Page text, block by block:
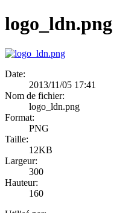
logo_ldn.png
Date:
2013/11/05 17:41
Nom de fichier:
logo_ldn.png
Format:
PNG
Taille:
12KB
Largeur:
300
Hauteur:
160